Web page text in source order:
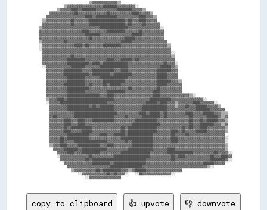
                              ▒▒▓▓▓▓▓▓▓▓▓▓▓▓▓▓▒▒
                ▒▒▓▓▓▓▓▓▓▓▓▓▓▓▓▓▓▓▓▓▓▓████████▓▓▓▓▓▓▓▓▓▓░░
            ▒▒▓▓▓▓▓▓████▓▓████████▓▓▓▓▓▓▓▓▓▓▓▓████████▓▓▓▓▓▓▒▒
        ▓▓▓▓▓▓▓▓▓▓▓▓▓▓██▓▓▓▓▓▓▓▓▓▓▓▓▓▓▓▓██▓▓▓▓▓▓▓▓▓▓▓▓████▓▓▓▓▓▓▒▒
      ▓▓▓▓▓▓▓▓▓▓▓▓▓▓▓▓▓▓▓▓▓▓████▓▓████████████▓▓▓▓▓▓▓▓▓▓▓▓████▓▓▓▓▒▒
    ▒▒▓▓▓▓▓▓▓▓▓▓▓▓▓▓██▓▓▓▓▓▓▓▓████████████████████▓▓██▓▓▓▓████▓▓▓▓▓▓
    ▓▓▓▓▓▓▓▓▓▓▓▓▓▓▓▓██▓▓▓▓▓▓▓▓████████████████████▓▓██▓▓▓▓▓▓██▓▓▓▓▓▓▓▓
  ▒▒▓▓▓▓▓▓▓▓▓▓▓▓▓▓▓▓▓▓▓▓▓▓▓▓▓▓▓▓▓▓▓▓████████████████▓▓▓▓▓▓▓▓▓▓▓▓▓▓▓▓▓▓░░
  ▓▓▓▓▓▓▓▓▓▓▓▓▓▓▓▓▓▓▓▓▓▓▓▓████▓▓▓▓▓▓▓▓▓▓██████████▓▓▓▓▓▓▓▓██▓▓▓▓▓▓▓▓▓▓▓▓
  ▓▓▓▓▓▓▓▓▓▓▓▓▓▓▓▓▓▓▓▓▓▓▓▓▓▓████████▓▓▓▓▓▓▓▓▓▓▓▓▓▓▓▓▓▓██████▓▓▓▓▓▓▓▓▓▓▓▓
  ▓▓▓▓▓▓▓▓▓▓▓▓▓▓▓▓▓▓▓▓▓▓▓▓▓▓▓▓██▓▓▓▓▓▓▓▓▓▓▓▓▓▓▓▓▓▓██████▓▓▓▓▓▓▓▓▓▓▓▓▓▓▓▓
  ▒▒▓▓▓▓▓▓▓▓▓▓▓▓██▓▓▓▓▓▓▓▓▓▓▓▓▓▓▓▓▓▓▓▓▓▓▓▓▓▓▓▓▓▓██████▓▓▓▓▓▓▓▓▓▓▓▓▓▓▓▓▓▓▓▓
  ░░▓▓▓▓▓▓▓▓▓▓▓▓▓▓▓▓▓▓████▓▓██▓▓▓▓▓▓▓▓██████████▓▓▓▓▓▓▓▓▓▓▓▓▓▓▓▓▓▓▓▓▓▓▓▓▓▓▒▒
  ░░▓▓▓▓▓▓▓▓▓▓▓▓▓▓▓▓▓▓▓▓▓▓▓▓▓▓▓▓▓▓▓▓▓▓▓▓▓▓▓▓▓▓▓▓▓▓▓▓▓▓▓▓▓▓▓▓▓▓▓▓▓▓▓▓▓▓▓▓▓▓▓▓
    ▓▓▓▓▓▓▓▓▓▓▓▓▓▓▓▓▓▓▓▓▓▓▓▓▓▓▓▓▓▓▓▓▓▓▓▓▓▓▓▓▓▓▓▓▓▓▓▓▓▓▓▓▓▓▓▓▓▓▓▓▓▓▓▓▓▓▓▓▓▓▓▓░░
    ▓▓▓▓▓▓▓▓▓▓▓▓▓▓▓▓██▓▓▓▓▓▓▓▓▓▓▓▓▓▓▓▓▓▓▓▓▓▓▓▓▓▓▓▓▓▓▓▓▓▓▓▓▓▓▓▓▓▓▓▓▓▓▓▓▓▓▓▓▓▓▒▒
    ▓▓▓▓▓▓▓▓▓▓▓▓▓▓██████████▓▓▓▓▓▓▓▓▓▓▓▓████▓▓▓▓██████▓▓██▓▓▓▓▓▓▓▓▓▓▓▓▓▓▓▓▓▓▓▓
    ▓▓▓▓▓▓▓▓▓▓▓▓▓▓████████████▓▓████▓▓██████████████▓▓▓▓▓▓▓▓▓▓▓▓▓▓▓▓▓▓▓▓██▓▓▓▓░░
    ░░▓▓▓▓▓▓▓▓▓▓▓▓▓▓████████▓▓▓▓▓▓▓▓████████████████▓▓▓▓▓▓▓▓▓▓▓▓▓▓▓▓▓▓██████▓▓▒▒
      ▓▓▓▓▓▓▓▓▓▓██████████▓▓▓▓▓▓████████████▓▓▓▓████▓▓▓▓▓▓▓▓▓▓▓▓▓▓▓▓████████▓▓▓▓
      ▓▓▓▓▓▓▓▓▓▓██████████████▓▓██████████▓▓██████████▓▓▓▓▓▓▓▓▓▓▓▓▓▓██████▓▓▓▓▓▓
      ▓▓▓▓▓▓▓▓▓▓▓▓██████████▓▓▓▓▓▓▓▓████████████████▓▓▓▓▓▓▓▓▓▓▓▓▓▓▓▓██████▓▓▓▓▓▓
      ▓▓▓▓▓▓▓▓▓▓▓▓██████████▓▓▓▓▓▓▓▓▓▓████████████▓▓▓▓▓▓▓▓▓▓▓▓▓▓▓▓▓▓████████▓▓▓▓▒▒
      ▓▓▓▓▓▓▓▓▓▓████████████▓▓██▓▓▓▓▓▓██▓▓██████▓▓▓▓▓▓▓▓▓▓▓▓▓▓▓▓▓▓▓▓██████▓▓▓▓▓▓▓▓
      ▓▓▓▓▓▓▓▓▓▓▓▓████████████▓▓▓▓▓▓▓▓▓▓▓▓▓▓▓▓▓▓▓▓▓▓██▓▓▓▓▓▓▓▓▓▓▓▓▓▓██▓▓▓▓▓▓▓▓▓▓▓▓
      ▓▓▓▓▓▓▓▓▓▓▓▓██████████▓▓▓▓▓▓▓▓▓▓▓▓██████████▓▓▓▓▓▓▓▓▓▓▓▓▓▓▓▓████▓▓▓▓▓▓▓▓▓▓▓▓
      ▓▓▓▓▓▓▓▓▓▓▓▓██████████████████▓▓▓▓████▓▓▓▓▓▓▓▓▓▓▓▓▓▓▓▓▓▓▓▓▓▓████▓▓▓▓▓▓▓▓▓▓▓▓▓▓▓▓▒▒░░
      ▒▒▓▓▓▓████▓▓██████████████████████████▓▓▓▓▓▓▓▓▓▓▓▓▓▓▓▓▓▓▓▓████████████▓▓▓▓▓▓▓▓▓▓▓▓▓▓▓▓▓▓░░
      ░░▓▓▓▓▓▓██████████████████████████▓▓▓▓▓▓▓▓▓▓▓▓▓▓▓▓▓▓▓▓▓▓██████▓▓████▓▓▓▓▒▒▓▓▓▓▓▓▓▓████▓▓▓▓▓▓▓▓░░
        ▓▓▓▓▓▓▓▓▓▓████████████▓▓██▓▓████████▓▓▓▓▓▓▓▓▓▓▓▓▓▓▓▓██████████████▓▓▓▓▒▒▓▓▓▓██▓▓▓▓██████▓▓▓▓▓▓▒▒
        ▓▓▓▓▓▓▓▓▓▓██████████████████████████▓▓▓▓▓▓▓▓▓▓▓▓▓▓▓▓██████████████▓▓▓▓▓▓▓▓▓▓▓▓▓▓▓▓████████▓▓▓▓▓▓▓▓
        ▓▓▓▓▓▓▓▓▓▓▓▓▓▓████████████████████████▓▓▓▓▓▓▓▓▓▓▓▓████▓▓██████▓▓██▓▓▓▓▓▓▓▓▓▓████▓▓▓▓▓▓██████▓▓▓▓▒▒▒▒
        ▓▓██▓▓▓▓▓▓▓▓▓▓██████████████████████▓▓▓▓▓▓██▓▓▓▓▓▓▓▓██████████▓▓██▓▓▓▓▓▓▓▓▓▓▓▓██▓▓▓▓▓▓▓▓██████▓▓▒▒▓▓
        ▓▓▓▓▓▓▓▓████▓▓▓▓████▓▓▓▓████████████▓▓▓▓▓▓▓▓▓▓▓▓████████████▓▓▓▓▓▓▓▓▓▓▓▓▓▓▓▓▓▓██▓▓▓▓██▓▓██████▓▓▓▓▒▒
        ▓▓▓▓▓▓▓▓████▓▓▓▓████▓▓▓▓▓▓▓▓▓▓▓▓▓▓▓▓▓▓▓▓▓▓▓▓▓▓████████████████▓▓▓▓▓▓▓▓▓▓▓▓▓▓▓▓██▓▓▓▓████████▓▓▓▓▒▒▓▓
        ▓▓▓▓▓▓▓▓██▓▓████████████▓▓▓▓▓▓▓▓▓▓▓▓▓▓▓▓██▓▓████████████████▓▓▓▓▓▓▓▓▓▓▓▓▓▓██▓▓██▓▓▓▓████▓▓▓▓▓▓▓▓▓▓▒▒
        ▓▓▓▓▓▓▓▓████▓▓▓▓▓▓██████▓▓▓▓▓▓▓▓▓▓▓▓▓▓▓▓██▓▓████████████████▓▓▓▓▓▓▓▓████▓▓██▓▓▓▓▓▓██████▓▓▓▓▓▓▓▓▓▓▒▒
        ▓▓▓▓▓▓▓▓▓▓████████████▓▓▓▓▓▓████▓▓▓▓██████▓▓██████████████▓▓▓▓▓▓▓▓▓▓██▓▓▓▓▓▓██▓▓▓▓▓▓▓▓▓▓▓▓▓▓▓▓▓▓▓▓
        ▓▓▓▓▓▓██▓▓████████████▓▓▓▓▓▓▓▓▓▓▓▓▓▓▓▓▓▓██████████████████▓▓▓▓▓▓▓▓▓▓████▓▓▓▓▓▓▓▓▓▓▓▓▓▓▓▓▓▓▓▓▓▓▓▓▓▓░░
        ▓▓▓▓▓▓██▓▓▓▓▓▓██████████████████▓▓▓▓▓▓▓▓▓▓██▓▓████████████▓▓▓▓▓▓▓▓▓▓████▓▓▓▓▓▓▓▓▓▓▓▓▓▓▓▓▓▓▓▓▓▓▓▓▓▓░░
        ▒▒▓▓▓▓████▓▓▓▓▓▓████████████▓▓▓▓████▓▓▓▓▓▓▓▓▓▓████████████▓▓▓▓▓▓▓▓▓▓▓▓▓▓▓▓▓▓▓▓▓▓▓▓▓▓▓▓▓▓▓▓▓▓▓▓▓▓▓▓▒▒
          ▓▓▓▓▓▓████████▓▓██████████████▓▓▓▓▓▓▓▓▓▓▓▓██████████████▓▓▓▓▓▓▓▓████▓▓▓▓▓▓▓▓▓▓▓▓▓▓▓▓▓▓▓▓▓▓▓▓▓▓▓▓▒▒
            ▓▓▓▓▓▓████▓▓▓▓██████████▓▓▓▓▓▓▓▓▓▓▓▓████████████████▓▓▓▓▓▓▓▓▓▓██████████████▓▓▓▓▓▓▓▓▓▓▓▓██▓▓▓▓▓▓░░
            ░░▓▓▓▓▓▓▓▓▓▓▓▓▓▓▓▓██▓▓▓▓▓▓▓▓▓▓▓▓████████████████████▓▓▓▓▓▓▓▓▓▓▓▓██▓▓████▓▓▓▓▓▓▓▓▓▓▓▓▓▓██▓▓▓▓████▓▓
              ▓▓▓▓▓▓▓▓▓▓▓▓▓▓██▓▓██████████████████████████████▓▓▓▓▓▓▓▓▓▓▓▓▓▓██▓▓▓▓▓▓▓▓▓▓▓▓▓▓▓▓▓▓▓▓████████▓▓░░
                ▓▓▓▓▓▓▓▓▓▓▓▓▓▓▓▓██████████▓▓██████████████████▓▓▓▓▓▓▓▓▓▓▓▓▓▓▓▓▓▓▓▓▓▓▓▓▓▓▓▓▓▓▓▓██████▓▓▓▓▓▓
                  ▓▓▓▓▓▓▓▓▓▓▓▓▓▓▓▓▓▓▓▓▓▓▓▓██████████████████▓▓▓▓▓▓▓▓▓▓▓▓▓▓▓▓▓▓▓▓▓▓▓▓▓▓▓▓▓▓▓▓▓▓▓▓▒▒░░
                    ▒▒▓▓▓▓▓▓▓▓▓▓▓▓██▓▓██████████▓▓▓▓▒▒▓▓██████▓▓▓▓▓▓▓▓▓▓▓▓▓▓▓▓▓▓▓▓
                        ░░▓▓▓▓▓▓▓▓▓▓▓▓▓▓██▓▓██▓▓▓▓░░    ░░██▓▓▓▓▓▓▓▓▓▓▓▓▓▓▓▓░░
copy to clipboard 👍 upvote 👎 downvote